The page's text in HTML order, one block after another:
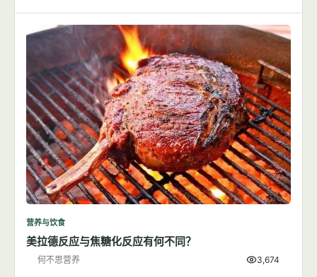
营养与饮食
美拉德反应与焦糖化反应有何不同？
何不思营养 3,674